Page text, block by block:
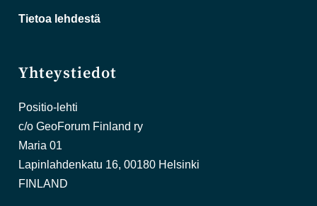
Tietoa lehdestä
Yhteystiedot
Positio-lehti
c/o GeoForum Finland ry
Maria 01
Lapinlahdenkatu 16, 00180 Helsinki
FINLAND